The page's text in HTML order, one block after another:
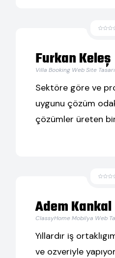
Furkan Keleş
Villa Booking Web Site
Sektöre göre ve
uygunu çözüm
çözümler üreten bir
Adem Kankal
ClassyHome Mobilya Web
Yıllardır iş
ve ozveriyle